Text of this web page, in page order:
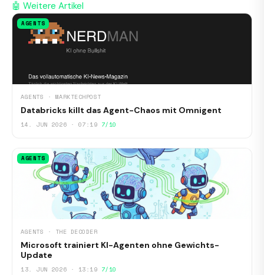
🤖 Weitere Artikel
AGENTS
AGENTS · MARKTECHPOST
Databricks killt das Agent-Chaos mit Omnigent
14. JUN 2026 · 07:19 7/10
AGENTS
AGENTS · THE DECODER
Microsoft trainiert KI-Agenten ohne Gewichts-
Update
13. JUN 2026 · 13:19 7/10